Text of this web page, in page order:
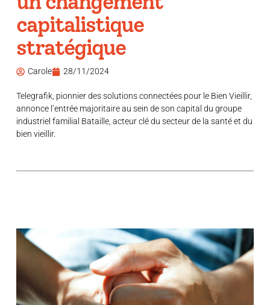
capitalistique
stratégique
Carole 28/11/2024
Telegrafik, pionnier des solutions connectées pour le Bien Vieillir,
annonce l’entrée majoritaire au sein de son capital du groupe
industriel familial Bataille, acteur clé du secteur de la santé et du
bien vieillir.